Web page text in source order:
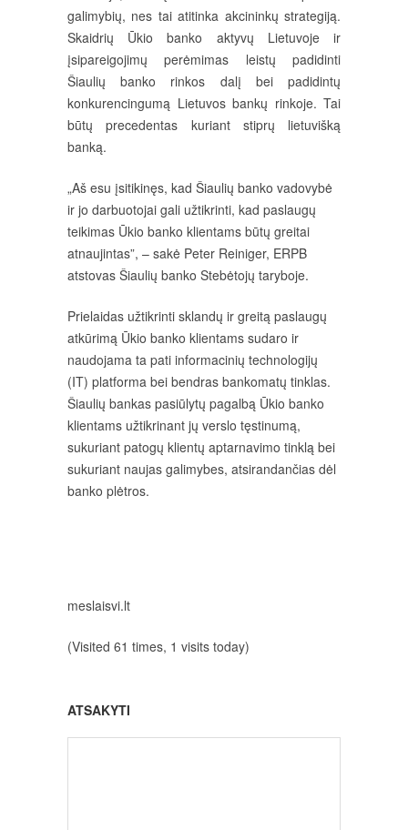
galimybių, nes tai atitinka akcininkų strategiją.
Skaidrių Ūkio banko aktyvų Lietuvoje ir
įsipareigojimų perėmimas leistų padidinti
Šiaulių banko rinkos dalį bei padidintų
konkurencingumą Lietuvos bankų rinkoje. Tai
būtų precedentas kuriant stiprų lietuvišką
banką.
„Aš esu įsitikinęs, kad Šiaulių banko vadovybė
ir jo darbuotojai gali užtikrinti, kad paslaugų
teikimas Ūkio banko klientams būtų greitai
atnaujintas”, – sakė Peter Reiniger, ERPB
atstovas Šiaulių banko Stebėtojų taryboje.
Prielaidas užtikrinti sklandų ir greitą paslaugų
atkūrimą Ūkio banko klientams sudaro ir
naudojama ta pati informacinių technologijų
(IT) platforma bei bendras bankomatų tinklas.
Šiaulių bankas pasiūlytų pagalbą Ūkio banko
klientams užtikrinant jų verslo tęstinumą,
sukuriant patogų klientų aptarnavimo tinklą bei
sukuriant naujas galimybes, atsirandančias dėl
banko plėtros.
meslaisvi.lt
(Visited 61 times, 1 visits today)
ATSAKYTI